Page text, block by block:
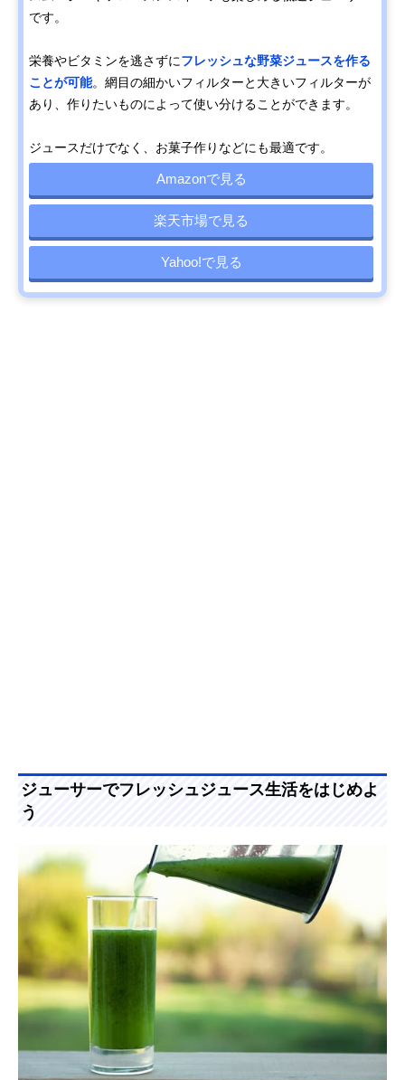
です。
栄養やビタミンを逃さずにフレッシュな野菜ジュースを作る
ことが可能。網目の細かいフィルターと大きいフィルターが
あり、作りたいものによって使い分けることができます。
ジュースだけでなく、お菓子作りなどにも最適です。
Amazonで見る
楽天市場で見る
Yahoo!で見る
ジューサーでフレッシュジュース生活をはじめよ
う